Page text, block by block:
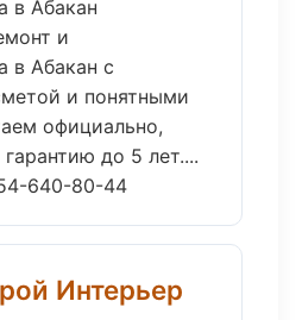
в Абакан
и
в Абакан с
и понятными
официально,
до 5 лет....
640-80-44
Интерьер